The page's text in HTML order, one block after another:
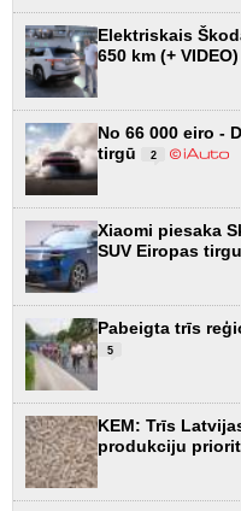
Elektriskais
650 km (+ VIDEO)
No 66 000 eiro -
tirgū
2
Xiaomi piesaka
SUV Eiropas
Pabeigta trīs
5
KEM: Trīs
produkciju